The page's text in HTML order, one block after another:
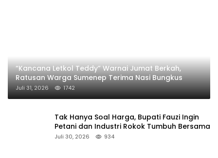
“Kancana Letkol Teddy” Warnai Jumat Berkah,
Ratusan Warga Sumenep Terima Nasi Bungkus
Juli 31, 2026 1742
Tak Hanya Soal Harga, Bupati Fauzi Ingin
Petani dan Industri Rokok Tumbuh Bersama
Juli 30, 2026 934